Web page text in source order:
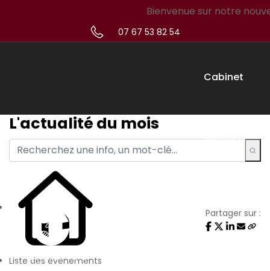
Bienvenue sur notre nouveau
07 67 53 82 54
Cabinet
Missions
L'actualité du mois
Liste des évènements
Partager sur :